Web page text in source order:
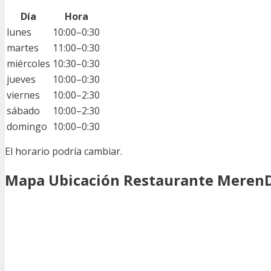
Día
Hora
lunes
10:00–0:30
martes
11:00–0:30
miércoles 10:30–0:30
jueves
10:00–0:30
viernes
10:00–2:30
sábado
10:00–2:30
domingo 10:00–0:30
El horario podría cambiar.
Mapa Ubicación Restaurante